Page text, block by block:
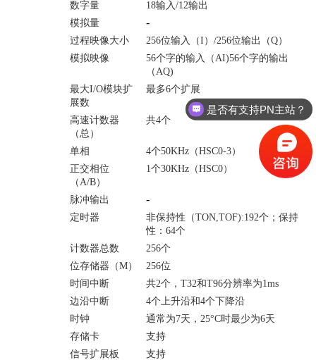
数字量
18输入/12输出
模拟量
-
过程映像大小
256位输入（I）/256位输出（Q）
模拟映像
56个字的输入（AI)56个字的输出
（AQ)
最大I/O模块扩
展数
最多6个扩展
高速计数器
（总）
共4个
单相
4个50KHz（HSC0-3）
正交相位
（A/B）
1个30KHz（HSC0）
脉冲输出 -
定时器
非保持性（TON,TOF):192个；保持
性：64个
计数器总数
256个
位存储器（M）
256位
时间中断
共2个，T32和T96分辨率为1ms
边沿中断
4个上升沿和4个下降沿
时钟
通常为7天，25°C时最少为6天
存储卡
支持
信号扩展板
支持
是否有支持PN主站？